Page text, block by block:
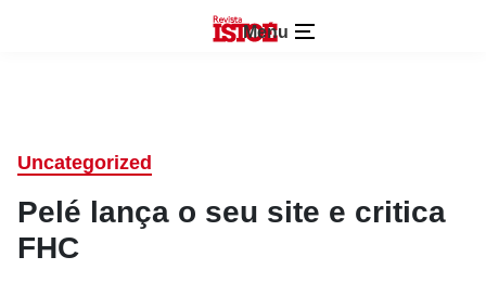
Menu
Uncategorized
Pelé lança o seu site e critica
FHC